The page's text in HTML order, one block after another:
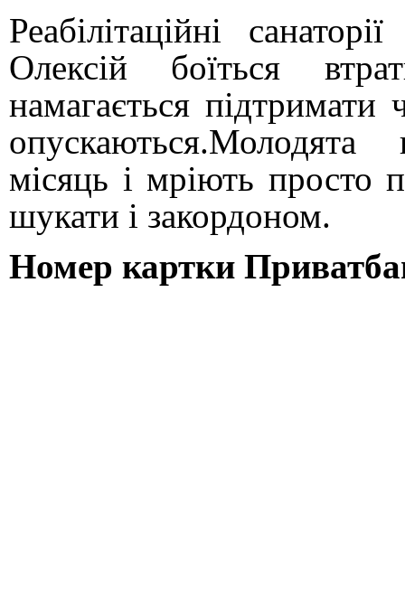
Реабілітаційні
Олексій боїться
намагається
місяць і мріють просто
шукати і закордоном.
Номер картки